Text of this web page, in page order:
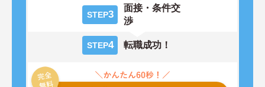
STEP3
面接・条件交
渉
STEP4 転職成功！